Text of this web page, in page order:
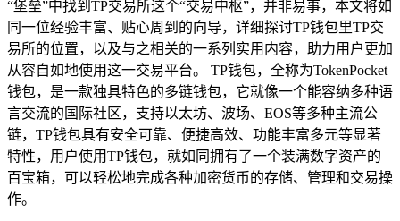
“堡垒”中找到TP交易所这个“交易中枢”，并非易事，本文将如
同一位经验丰富、贴心周到的向导，详细探讨TP钱包里TP交
易所的位置，以及与之相关的一系列实用内容，助力用户更加
从容自如地使用这一交易平台。 TP钱包，全称为TokenPocket
钱包，是一款独具特色的多链钱包，它就像一个能容纳多种语
言交流的国际社区，支持以太坊、波场、EOS等多种主流公
链，TP钱包具有安全可靠、便捷高效、功能丰富多元等显著
特性，用户使用TP钱包，就如同拥有了一个装满数字资产的
百宝箱，可以轻松地完成各种加密货币的存储、管理和交易操
作。